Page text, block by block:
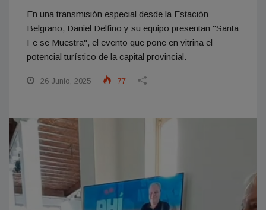
En una transmisión especial desde la Estación
Belgrano, Daniel Delfino y su equipo presentan "Santa
Fe se Muestra", el evento que pone en vitrina el
potencial turístico de la capital provincial.
26 Junio, 2025 77